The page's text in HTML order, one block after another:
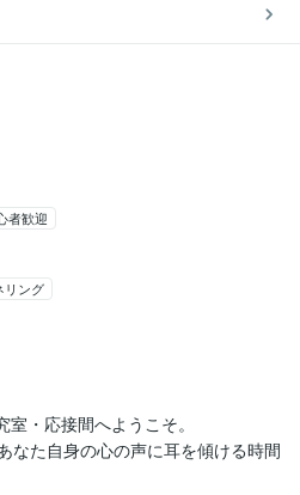
者歓迎
リング
・応接間へようこそ。
なた自身の心の声に耳を傾ける時間